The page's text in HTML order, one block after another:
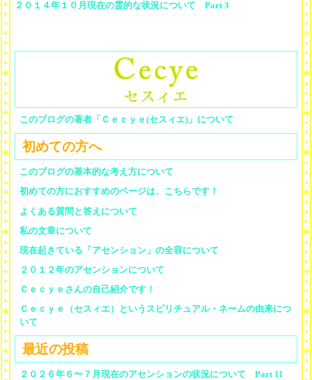
２０１４年１０月現在の霊的な状況について Part 3
このブログの著者「Ｃｅｃｙｅ(セスィエ)」について
初めての方へ
このブログの基本的な考え方について
初めての方におすすめのページは、こちらです！
よくある質問と答えについて
私の文章について
現在起きている「アセンション」の全容について
２０１２年のアセンションについて
Ｃｅｃｙｅさんの自己紹介です！
Ｃｅｃｙｅ（セスィエ）というスピリチュアル・ネームの由来につ
いて
最近の投稿
２０２６年６〜７月現在のアセンションの状況について Part 11